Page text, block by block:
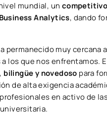
mundial, un
Analytics, dando
permanecido muy cercana
los que nos enfrentamos.
y novedoso para
de alta exigencia
en activo de